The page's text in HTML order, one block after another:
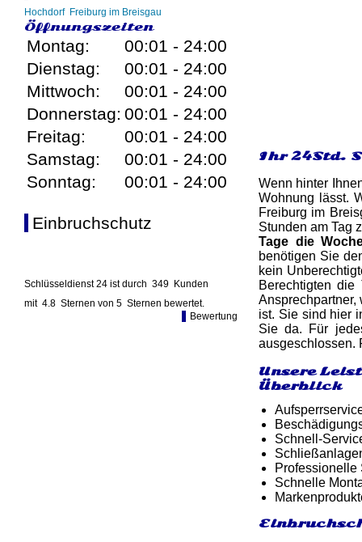
Hochdorf Freiburg im Breisgau
Öffnungszeiten
Montag:
00:01 - 24:00
Dienstag:
00:01 - 24:00
Mittwoch:
00:01 - 24:00
Donnerstag: 00:01 - 24:00
Freitag:
00:01 - 24:00
Samstag:
00:01 - 24:00
Sonntag:
00:01 - 24:00
Einbruchschutz
Schlüsseldienst 24 ist durch 349 Kunden
mit 4.8 Sternen von 5 Sternen bewertet.
Bewertung
Ihr 24Std.
Wenn hinter
Wohnung lässt.
Freiburg im
Stunden am Tag
Tage die
benötigen Sie
kein
Berechtigten
ist. Sie sind hier
Sie da. Für
ausgeschlossen.
Unsere
Überblick
Schnell-
Professionelle
Schnelle